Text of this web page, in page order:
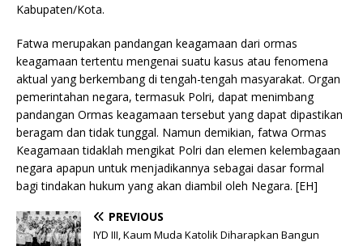
Kabupaten/Kota.
Fatwa merupakan pandangan keagamaan dari ormas
keagamaan tertentu mengenai suatu kasus atau fenomena
aktual yang berkembang di tengah-tengah masyarakat. Organ
pemerintahan negara, termasuk Polri, dapat menimbang
pandangan Ormas keagamaan tersebut yang dapat dipastikan
beragam dan tidak tunggal. Namun demikian, fatwa Ormas
Keagamaan tidaklah mengikat Polri dan elemen kelembagaan
negara apapun untuk menjadikannya sebagai dasar formal
bagi tindakan hukum yang akan diambil oleh Negara. [EH]
PREVIOUS
IYD III, Kaum Muda Katolik Diharapkan Bangun